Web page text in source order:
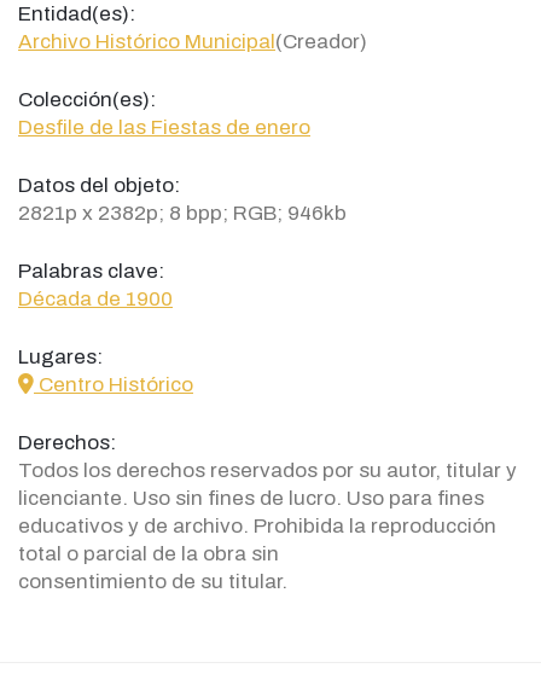
Entidad(es):
Archivo Histórico Municipal(Creador)
Colección(es):
Desfile de las Fiestas de enero
Datos del objeto:
2821p x 2382p; 8 bpp; RGB; 946kb
Palabras clave:
Década de 1900
Lugares:
icon
Centro Histórico
Derechos:
Todos los derechos reservados por su autor, titular y
licenciante. Uso sin fines de lucro. Uso para fines
educativos y de archivo. Prohibida la reproducción
total o parcial de la obra sin
consentimiento de su titular.